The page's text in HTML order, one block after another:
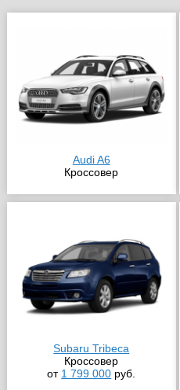
Audi A6
Кроссовер
Subaru Tribeca
Кроссовер
от 1 799 000 руб.